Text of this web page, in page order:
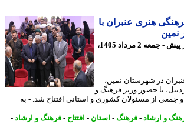
هنری عنبران با
16 روز پیش - جمعه 2 مرداد 1405،
در شهرستان نمین،
با حضور وزیر فرهنگ و
از مسئولان کشوری و استانی افتتاح شد. - به
و ارشاد -فرهنگ -استان-افتتاح-فرهنگ و ارشاد -